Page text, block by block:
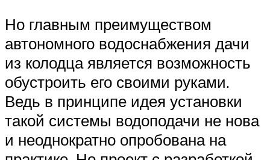
Но главным преимуществом
автономного водоснабжения дачи
из колодца является возможность
обустроить его своими руками.
Ведь в принципе идея установки
такой системы водоподачи не нова
и неоднократно опробована на